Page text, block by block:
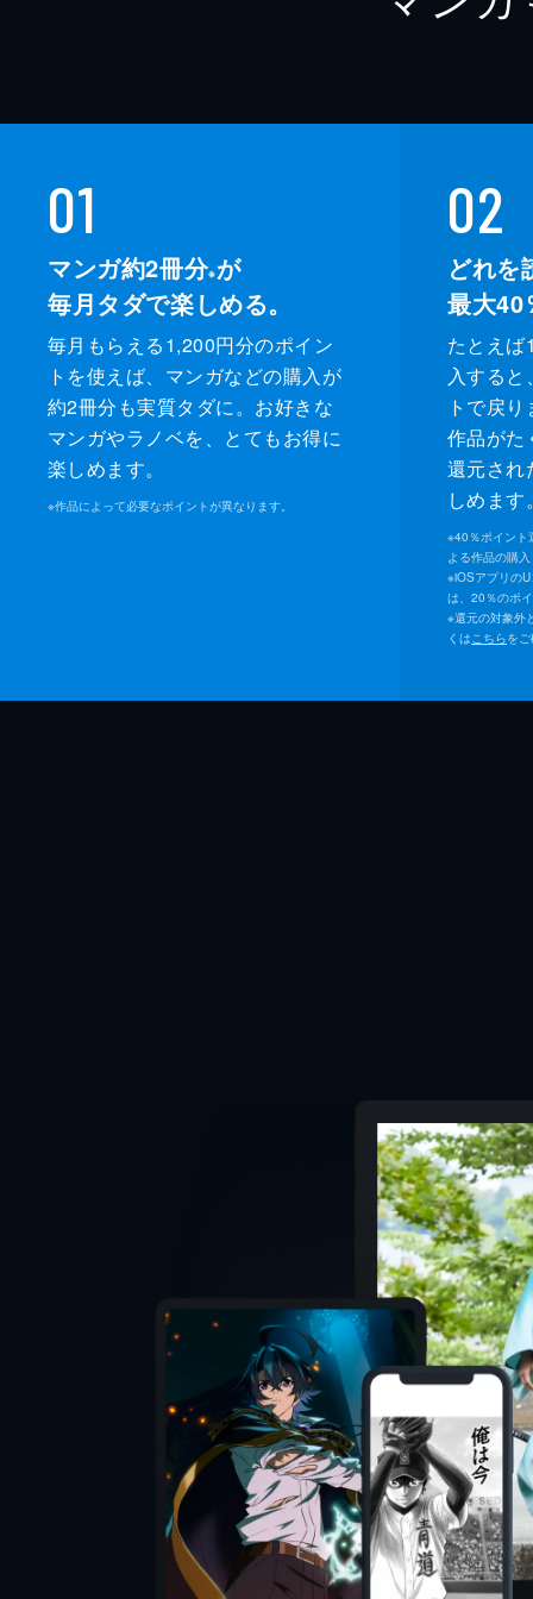
01
マンガ約2冊分※が
毎月タダで楽しめる。
毎月もらえる1,200円分のポイン
トを使えば、マンガなどの購入が
約2冊分も実質タダに。お好きな
マンガやラノベを、とてもお得に
楽しめます。
※作品によって必要なポイントが異なります。
02
どれを
最大40
たとえ
入する
トで戻
作品がた
還元され
しめます
※40％ポイント
よる作品の購
※iOSアプリの
は、20％のポ
※還元の対象外
くは こちらを